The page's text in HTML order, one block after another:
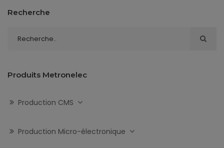
Recherche
Produits Metronelec
Production CMS
Production Micro-électronique